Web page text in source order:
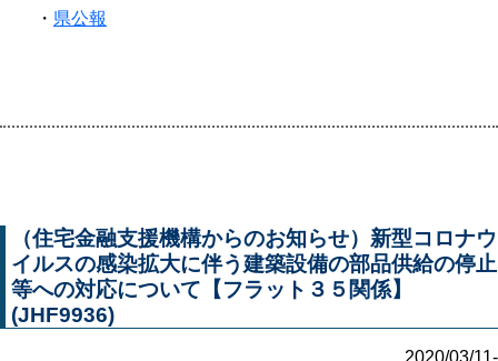
・ 県公報
（住宅金融支援機構からのお知らせ）新型コロナウ
イルスの感染拡大に伴う建築設備の部品供給の停止
等への対応について【フラット３５関係】
(JHF9936)
2020/03/11-